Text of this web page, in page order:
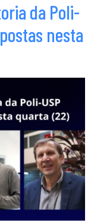
da Poli-
nesta